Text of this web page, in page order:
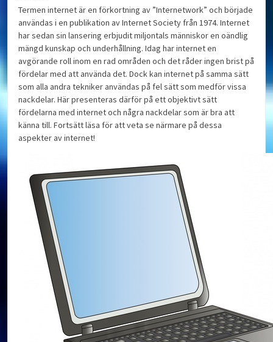
Termen internet är en förkortning av ”Internetwork” och började
användas i en publikation av Internet Society från 1974. Internet
har sedan sin lansering erbjudit miljontals människor en oändlig
mängd kunskap och underhållning. Idag har internet en
avgörande roll inom en rad områden och det råder ingen brist på
fördelar med att använda det. Dock kan internet på samma sätt
som alla andra tekniker användas på fel sätt som medför vissa
nackdelar. Här presenteras därför på ett objektivt sätt
fördelarna med internet och några nackdelar som är bra att
känna till. Fortsätt läsa för att veta se närmare på dessa
aspekter av internet!